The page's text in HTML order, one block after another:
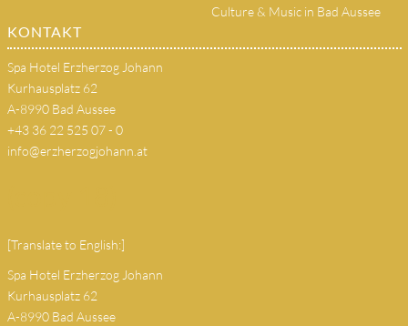
Culture & Music in Bad Aussee
KONTAKT
Spa Hotel Erzherzog Johann
Kurhausplatz 62
A-8990 Bad Aussee
+43 36 22 525 07 - 0
info@erzherzogjohann.at
[Translate to English:]
Spa Hotel Erzherzog Johann
Kurhausplatz 62
A-8990 Bad Aussee